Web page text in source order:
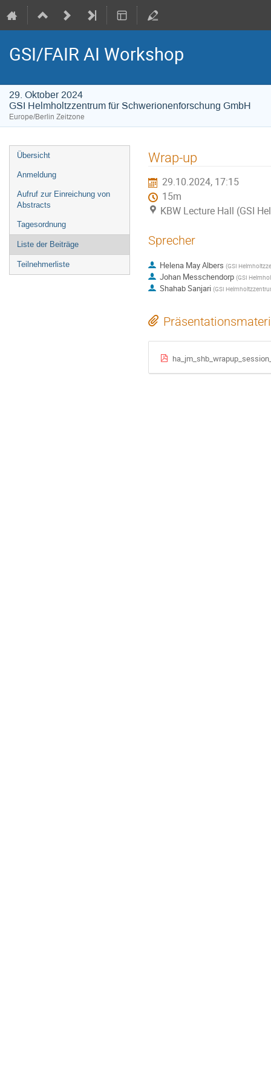
GSI/FAIR AI Workshop
29. Oktober 2024
GSI Helmholtzzentrum für Schwerionenforschung GmbH
Europe/Berlin Zeitzone
Veranstaltungsmenü
Übersicht
Anmeldung
Aufruf zur Einreichung von
Abstracts
Tagesordnung
Liste der Beiträge
Teilnehmerliste
Wrap-up
29.10.2024, 17:15
15m
KBW Lecture Hall (GSI
Sprecher
Helena May Albers (GSI
Johan Messchendorp (GSI
Shahab Sanjari (GSI